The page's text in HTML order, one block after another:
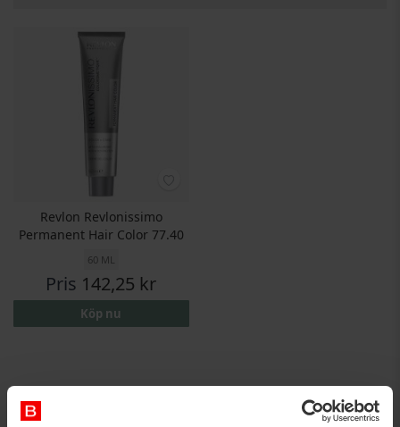
Revlon Revlonissimo
Permanent Hair Color 77.40
60 ML
Pris 142,25 kr
Köp nu